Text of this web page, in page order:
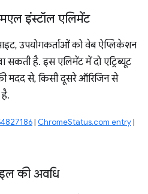
इंस्टॉल एलिमेंट
उपयोगकर्ताओं को वेब ऐप्लिकेशन
है. इस एलिमेंट में दो एट्रिब्यूट
मदद से, किसी दूसरे ऑरिजिन से
| ChromeStatus.com entry|
की अवधि